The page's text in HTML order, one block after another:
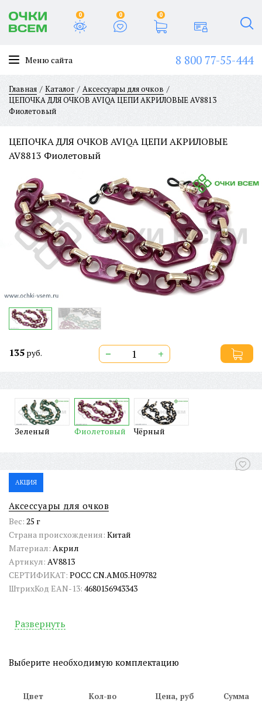
0 0 0
Меню сайта 8 800 77-55-444
Главная Каталог
Аксессуары для очков
ЦЕПОЧКА ДЛЯ ОЧКОВ AVIQA ЦЕПИ АКРИЛОВЫЕ AV8813
Фиолетовый
ЦЕПОЧКА ДЛЯ ОЧКОВ AVIQA ЦЕПИ АКРИЛОВЫЕ
AV8813 Фиолетовый
135 руб. − +
Зеленый Фиолетовый Чёрный
АКЦИЯ
Аксессуары для очков
Вес: 25 г
Страна происхождения: Китай
Материал: Акрил
Артикул: AV8813
СЕРТИФИКАТ: РОСС CN.АМ05.Н09782
ШтрихКод EAN-13: 4680156943343
Развернуть
Выберите необходимую комплектацию
Цвет Кол-во Цена, руб Сумма